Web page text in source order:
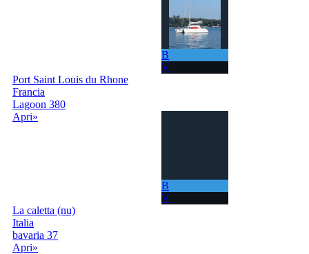
B
V
Port Saint Louis du Rhone
Francia
Lagoon 380
Apri»
B
V
La caletta (nu)
Italia
bavaria 37
Apri»